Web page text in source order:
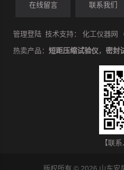
在线留言 联系我们
管理登陆 技术支持：化工仪器网
热卖产品：短距压缩试验仪，密封
【联